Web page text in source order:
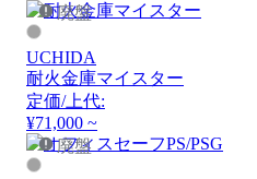
廃盤
UCHIDA
耐火金庫マイスター
定価/上代:
¥71,000 ~
廃盤